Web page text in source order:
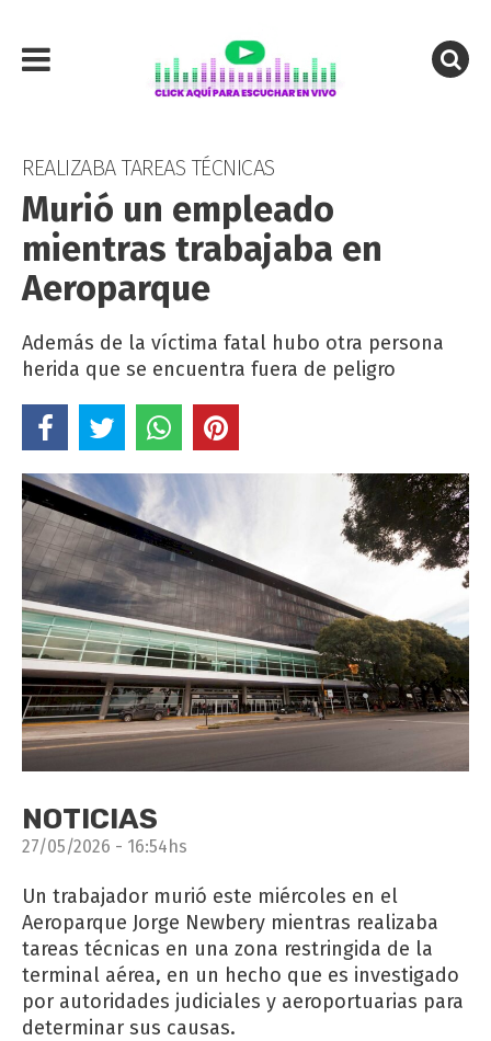
REALIZABA TAREAS TÉCNICAS
Murió un empleado
mientras trabajaba en
Aeroparque
Además de la víctima fatal hubo otra persona
herida que se encuentra fuera de peligro
NOTICIAS
27/05/2026 - 16:54hs
Un trabajador murió este miércoles en el
Aeroparque Jorge Newbery mientras realizaba
tareas técnicas en una zona restringida de la
terminal aérea, en un hecho que es investigado
por autoridades judiciales y aeroportuarias para
determinar sus causas.